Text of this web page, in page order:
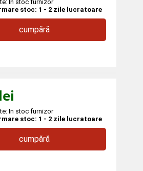
In stoc furnizor
stoc: 1 - 2 zile lucratoare
cumpără
lei
In stoc furnizor
stoc: 1 - 2 zile lucratoare
cumpără